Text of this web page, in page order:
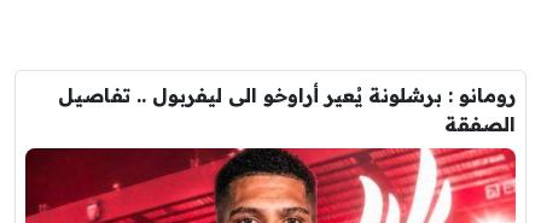
رومانو : برشلونة يُعير أراوخو الى ليفربول .. تفاصيل
الصفقة